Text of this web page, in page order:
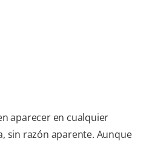
aparecer en cualquier
sin razón aparente. Aunque